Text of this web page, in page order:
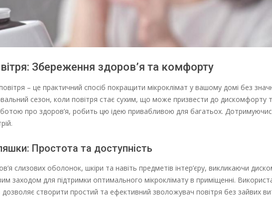
Збереження здоров’я та комфорту
– це практичний спосіб покращити мікроклімат у вашому домі без
сезон, коли повітря стає сухим, що може призвести до дискомфорту
про здоров’я, робить цю ідею привабливою для багатьох.
Простота та доступність
слизових оболонок, шкіри та навіть предметів інтер’єру, викликаючи
заходом для підтримки оптимального мікроклімату в приміщенні.
створити простий та ефективний зволожувач повітря без зайвих